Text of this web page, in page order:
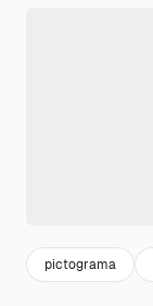
pictograma